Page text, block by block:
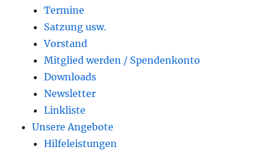
Termine
Satzung usw.
Vorstand
Mitglied werden / Spendenkonto
Downloads
Newsletter
Linkliste
Unsere Angebote
Hilfeleistungen